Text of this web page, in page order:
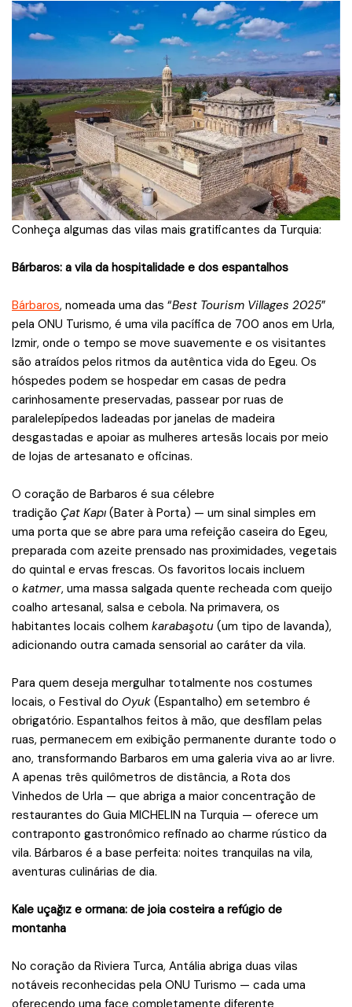
Conheça algumas das vilas mais gratificantes da Turquia:
Bárbaros: a vila da hospitalidade e dos espantalhos
Bárbaros, nomeada uma das “Best Tourism Villages 2025”
pela ONU Turismo, é uma vila pacífica de 700 anos em Urla,
Izmir, onde o tempo se move suavemente e os visitantes
são atraídos pelos ritmos da autêntica vida do Egeu. Os
hóspedes podem se hospedar em casas de pedra
carinhosamente preservadas, passear por ruas de
paralelepípedos ladeadas por janelas de madeira
desgastadas e apoiar as mulheres artesãs locais por meio
de lojas de artesanato e oficinas.
O coração de Barbaros é sua célebre
tradição Çat Kapı (Bater à Porta) — um sinal simples em
uma porta que se abre para uma refeição caseira do Egeu,
preparada com azeite prensado nas proximidades, vegetais
do quintal e ervas frescas. Os favoritos locais incluem
o katmer, uma massa salgada quente recheada com queijo
coalho artesanal, salsa e cebola. Na primavera, os
habitantes locais colhem karabaşotu (um tipo de lavanda),
adicionando outra camada sensorial ao caráter da vila.
Para quem deseja mergulhar totalmente nos costumes
locais, o Festival do Oyuk (Espantalho) em setembro é
obrigatório. Espantalhos feitos à mão, que desfilam pelas
ruas, permanecem em exibição permanente durante todo o
ano, transformando Barbaros em uma galeria viva ao ar livre.
A apenas três quilômetros de distância, a Rota dos
Vinhedos de Urla — que abriga a maior concentração de
restaurantes do Guia MICHELIN na Turquia — oferece um
contraponto gastronômico refinado ao charme rústico da
vila. Bárbaros é a base perfeita: noites tranquilas na vila,
aventuras culinárias de dia.
Kale uçağız e ormana: de joia costeira a refúgio de
montanha
No coração da Riviera Turca, Antália abriga duas vilas
notáveis reconhecidas pela ONU Turismo — cada uma
oferecendo uma face completamente diferente